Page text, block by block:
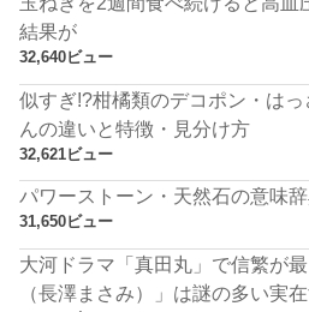
結果が
32,640ビュー
似すぎ!?柑橘類のデコポン・は
んの違いと特徴・見分け方
32,621ビュー
パワーストーン・天然石の意味
31,650ビュー
大河ドラマ「真田丸」で信繁が
（長澤まさみ）」は謎の多い実